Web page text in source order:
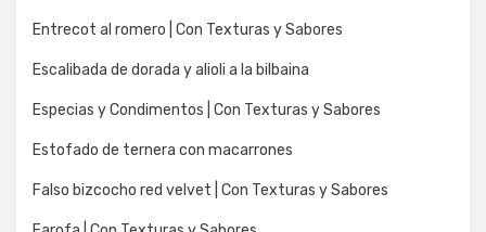
Entrecot al romero | Con Texturas y Sabores
Escalibada de dorada y alioli a la bilbaina
Especias y Condimentos | Con Texturas y Sabores
Estofado de ternera con macarrones
Falso bizcocho red velvet | Con Texturas y Sabores